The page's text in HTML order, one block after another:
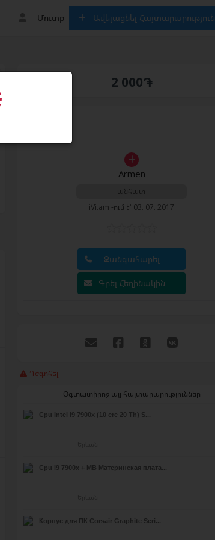
Մուտք Ավելացնել Հայտարարություն
2 000֏
Armen
անհատ
iVi.am -ում է՝ 03. 07. 2017
Զանգահարել
Գրել Հեղինակին
Դժգոհել
Օգտատիրոջ այլ հայտարարություններ
Cpu Intel i9 7900x (10 cre 20 Th) S...
Cpu i9 7900x + MB Материнская плата...
Корпус для ПК Corsair Graphite Seri...